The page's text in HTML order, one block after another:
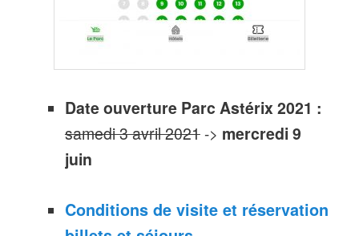
Date ouverture Parc Astérix 2021 :
samedi 3 avril 2021-> mercredi 9
juin
Conditions de visite et réservation